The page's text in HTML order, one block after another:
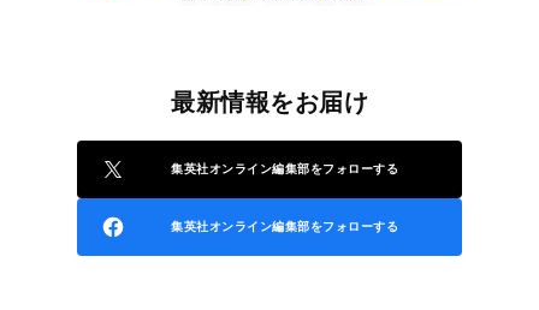
最新情報をお届け
集英社オンライン編集部をフォローする
集英社オンライン編集部をフォローする